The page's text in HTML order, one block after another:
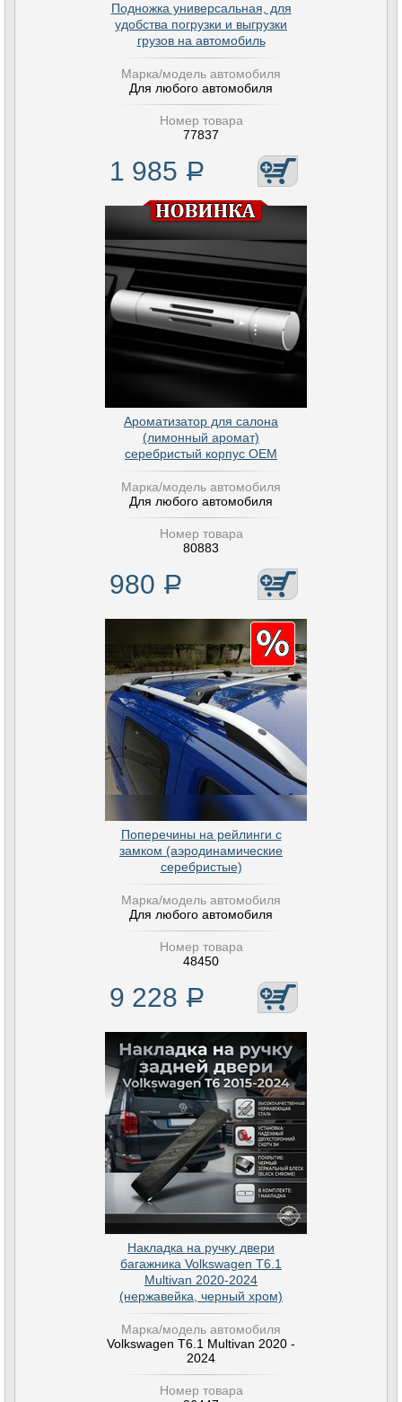
Подножка универсальная, для
удобства погрузки и выгрузки
грузов на автомобиль
Марка/модель автомобиля
Для любого автомобиля
Номер товара
77837
1 985 Р
Ароматизатор для салона
(лимонный аромат)
серебристый корпус OEM
Марка/модель автомобиля
Для любого автомобиля
Номер товара
80883
980 Р
Поперечины на рейлинги с
замком (аэродинамические
серебристые)
Марка/модель автомобиля
Для любого автомобиля
Номер товара
48450
9 228 Р
Накладка на ручку двери
багажника Volkswagen T6.1
Multivan 2020-2024
(нержавейка, черный хром)
Марка/модель автомобиля
Volkswagen T6.1 Multivan 2020 -
2024
Номер товара